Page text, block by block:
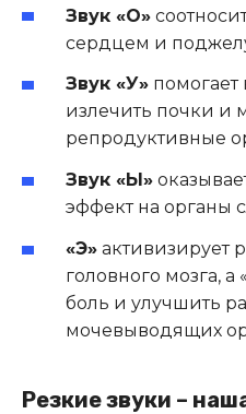
Звук «О»
сердцем и
Звук «У»
излечить почки и
репродуктивные
Звук «Ы»
эффект на органы
«Э» активизирует
головного мозга, а
боль и улучшить
мочевыводящих
Резкие звуки –